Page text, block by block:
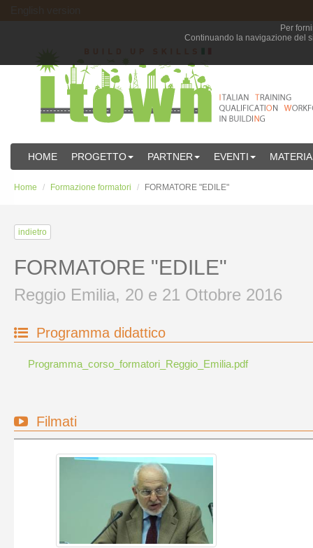
HOME PROGETTO PARTNER EVENTI
Home Formazione formatori FORMATORE "EDILE"
indietro
FORMATORE "EDILE"
Reggio Emilia, 20 e 21 Ottobre 2016
Programma didattico
Programma_corso_formatori_Reggio_Emilia.pdf
Filmati
Per
Continuando la navigazione del